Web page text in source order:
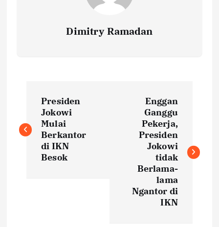
Dimitry Ramadan
o
s
Presiden
Jokowi
Mulai
Berkantor
di IKN
Besok
Enggan
Ganggu
Pekerja,
Presiden
Jokowi
tidak
Berlama-
lama
Ngantor di
IKN